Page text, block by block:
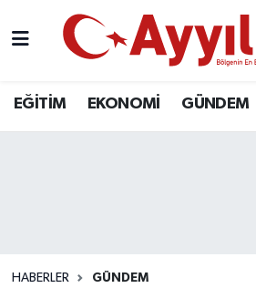
EĞİTİM EKONOMİ GÜNDEM
HABERLER GÜNDEM